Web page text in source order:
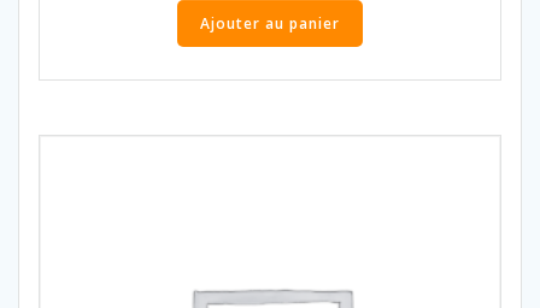
Ajouter au panier